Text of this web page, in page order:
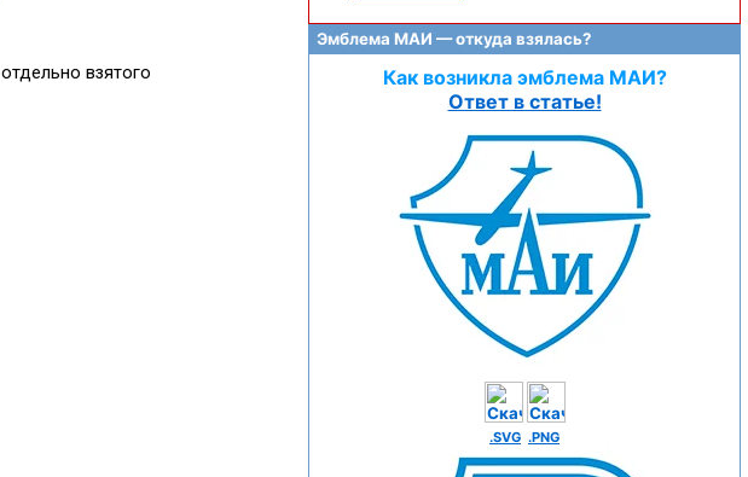
Эмблема МАИ — откуда взялась?
Как возникла эмблема МАИ?
Ответ в статье!
.SVG .PNG